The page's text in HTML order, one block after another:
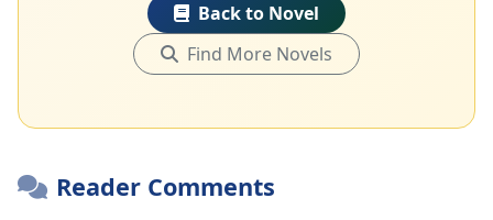
Back to Novel
Find More Novels
Reader Comments